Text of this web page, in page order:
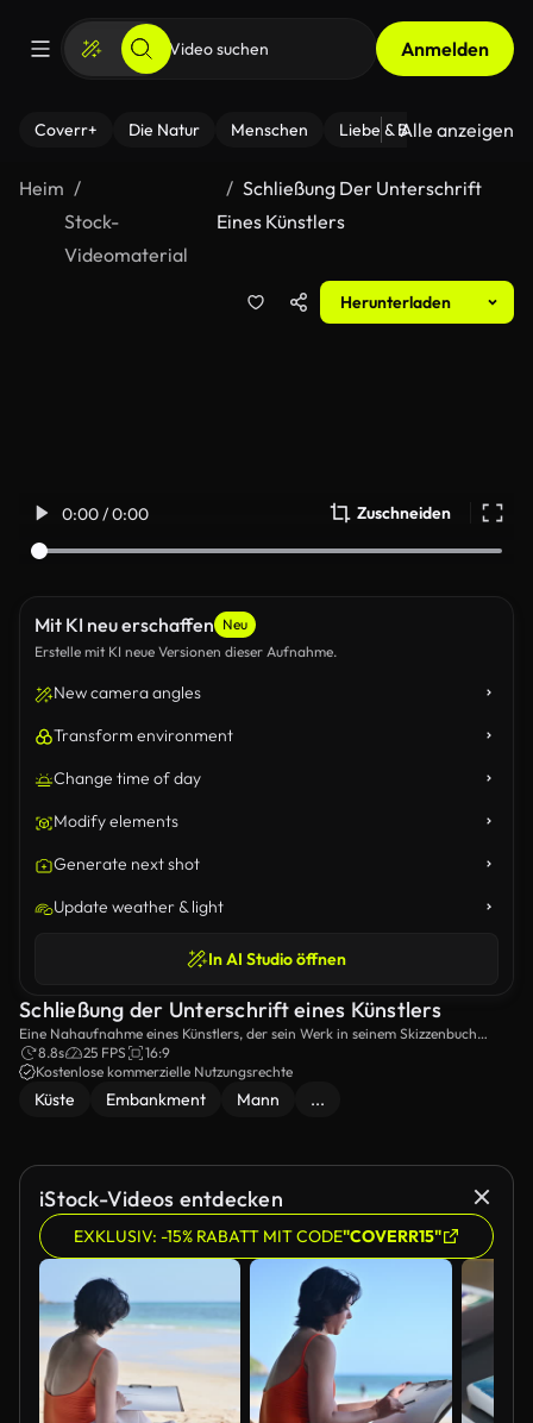
Anmelden
Coverr+ Die Natur Menschen Liebe & Beziehungen
Alle anzeigen
Heim
Stock-
Videomaterial
Schließung Der Unterschrift
Eines Künstlers
Herunterladen
0:00 / 0:00 Zuschneiden
Mit KI neu erschaffen Neu
Erstelle mit KI neue Versionen dieser Aufnahme.
New camera angles
Transform environment
Change time of day
Modify elements
Generate next shot
Update weather & light
In AI Studio öffnen
Schließung der Unterschrift eines Künstlers
Eine Nahaufnahme eines Künstlers, der sein Werk in seinem Skizzenbuch
unterschreibt.
8.8s 25 FPS
16:9
Kostenlose kommerzielle Nutzungsrechte
Küste Embankment Mann ...
iStock-Videos entdecken
EXKLUSIV: -15% RABATT MIT CODE"COVERR15"